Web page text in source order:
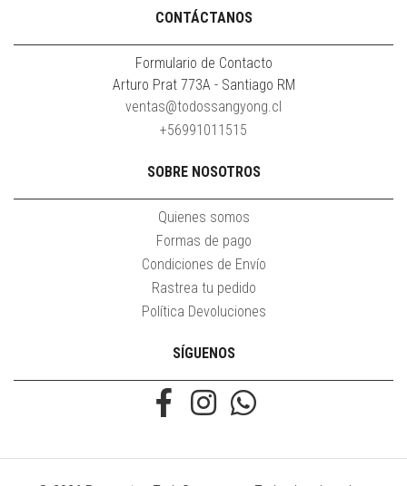
CONTÁCTANOS
Formulario de Contacto
Arturo Prat 773A - Santiago RM
ventas@todossangyong.cl
+56991011515
SOBRE NOSOTROS
Quienes somos
Formas de pago
Condiciones de Envío
Rastrea tu pedido
Política Devoluciones
SÍGUENOS